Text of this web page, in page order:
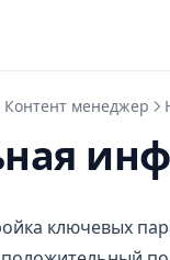
Контент менеджер
ключевых